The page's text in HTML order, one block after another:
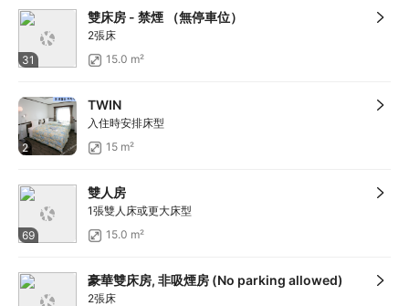
31
雙床房 - 禁煙 （無停車位）
2張床
15.0 m²
2
TWIN
入住時安排床型
15 m²
69
雙人房
1張雙人床或更大床型
15.0 m²
豪華雙床房, 非吸煙房 (No parking allowed)
2張床